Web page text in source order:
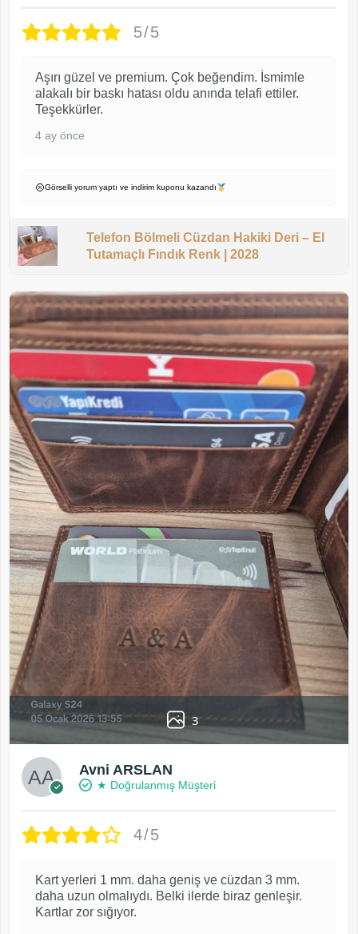
5/5
Aşırı güzel ve premium. Çok beğendim. İsmimle
alakalı bir baskı hatası oldu anında telafi ettiler.
Teşekkürler.
4 ay önce
Görselli yorum yaptı ve indirim kuponu kazandı
Telefon Bölmeli Cüzdan Hakiki Deri – El
Tutamaçlı Fındık Renk | 2028
3
Avni ARSLAN
★ Doğrulanmış Müşteri
4/5
Kart yerleri 1 mm. daha geniş ve cüzdan 3 mm.
daha uzun olmalıydı. Belki ilerde biraz genleşir.
Kartlar zor sığıyor.